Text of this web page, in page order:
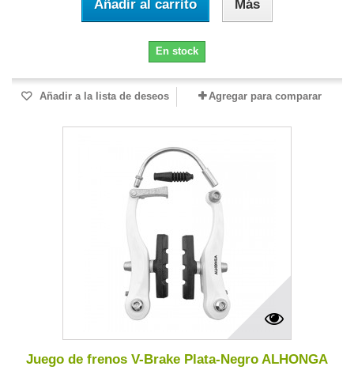
Añadir al carrito Más
En stock
Añadir a la lista de deseos Agregar para comparar
Juego de frenos V-Brake Plata-Negro ALHONGA